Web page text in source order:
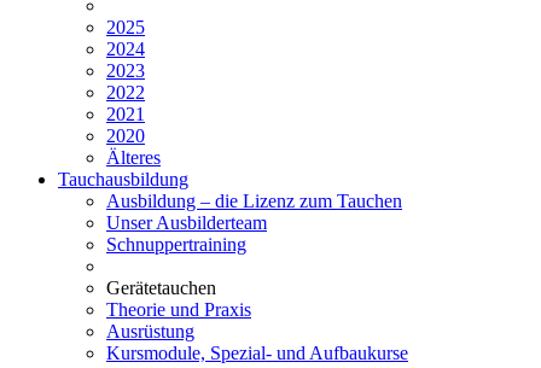
2025
2024
2023
2022
2021
2020
Älteres
Tauchausbildung
Ausbildung – die Lizenz zum Tauchen
Unser Ausbilderteam
Schnuppertraining
Gerätetauchen
Theorie und Praxis
Ausrüstung
Kursmodule, Spezial- und Aufbaukurse